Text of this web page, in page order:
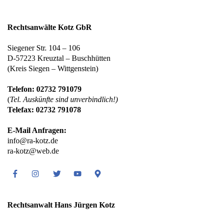
Rechtsanwälte Kotz GbR
Siegener Str. 104 – 106
D-57223 Kreuztal – Buschhütten
(Kreis Siegen – Wittgenstein)
Telefon: 02732 791079
(Tel. Auskünfte sind unverbindlich!)
Telefax: 02732 791078
E-Mail Anfragen:
info@ra-kotz.de
ra-kotz@web.de
FacebookInstagramTwitter Youtube Google
Rechtsanwalt Hans Jürgen Kotz